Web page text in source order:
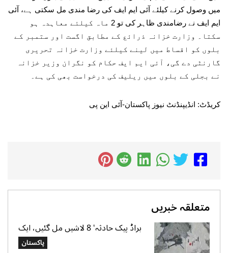
میں وصول کرنے کیلئے آئی ایم ایف کی رضا مندی مل سکتی ہے، آئی
ایم ایف نے رضامندی ظاہر کی تو 2 ماہ کیلئے معاہدہ ہو
سکتا۔ وزارت خزانہ ذرائع کے مطابق اگست اور ستمبر کے
بلوں کو اقساط میں لینے کیلئے وزارت خزانہ تحریری
گارنٹی دے گی، آئی ایم ایف حکام کو نگران وزیر خزانہ
نے بجلی کے بلوں میں ریلیف کی درخواست بھی کی ہے۔
کریڈٹ: انڈیپنڈنٹ نیوز پاکستان-آئی این پی
متعلقہ خبریں
براڈ پیک حادثہ‘ 8 لاشیں مل گئیں، ایک
تک رسائی مشکل، 2 کی تلاش جاری‘
پاکستان